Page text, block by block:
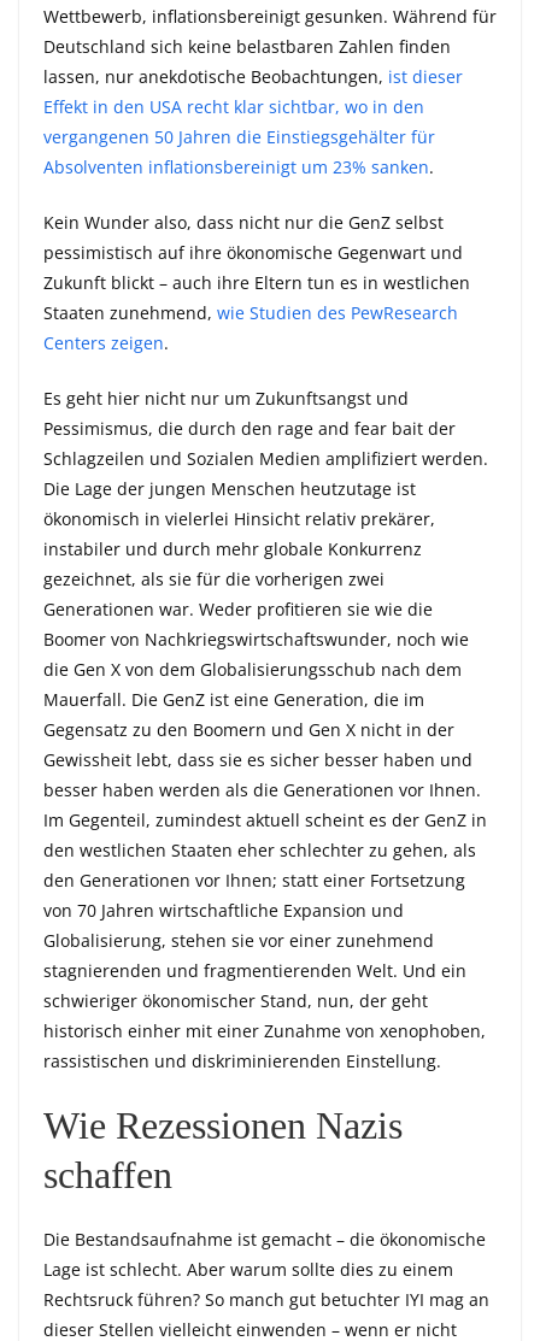
Wettbewerb, inflationsbereinigt gesunken. Während für
Deutschland sich keine belastbaren Zahlen finden
lassen, nur anekdotische Beobachtungen, ist dieser
Effekt in den USA recht klar sichtbar, wo in den
vergangenen 50 Jahren die Einstiegsgehälter für
Absolventen inflationsbereinigt um 23% sanken.
Kein Wunder also, dass nicht nur die GenZ selbst
pessimistisch auf ihre ökonomische Gegenwart und
Zukunft blickt – auch ihre Eltern tun es in westlichen
Staaten zunehmend, wie Studien des PewResearch
Centers zeigen.
Es geht hier nicht nur um Zukunftsangst und
Pessimismus, die durch den rage and fear bait der
Schlagzeilen und Sozialen Medien amplifiziert werden.
Die Lage der jungen Menschen heutzutage ist
ökonomisch in vielerlei Hinsicht relativ prekärer,
instabiler und durch mehr globale Konkurrenz
gezeichnet, als sie für die vorherigen zwei
Generationen war. Weder profitieren sie wie die
Boomer von Nachkriegswirtschaftswunder, noch wie
die Gen X von dem Globalisierungsschub nach dem
Mauerfall. Die GenZ ist eine Generation, die im
Gegensatz zu den Boomern und Gen X nicht in der
Gewissheit lebt, dass sie es sicher besser haben und
besser haben werden als die Generationen vor Ihnen.
Im Gegenteil, zumindest aktuell scheint es der GenZ in
den westlichen Staaten eher schlechter zu gehen, als
den Generationen vor Ihnen; statt einer Fortsetzung
von 70 Jahren wirtschaftliche Expansion und
Globalisierung, stehen sie vor einer zunehmend
stagnierenden und fragmentierenden Welt. Und ein
schwieriger ökonomischer Stand, nun, der geht
historisch einher mit einer Zunahme von xenophoben,
rassistischen und diskriminierenden Einstellung.
Wie Rezessionen Nazis
schaffen
Die Bestandsaufnahme ist gemacht – die ökonomische
Lage ist schlecht. Aber warum sollte dies zu einem
Rechtsruck führen? So manch gut betuchter IYI mag an
dieser Stellen vielleicht einwenden – wenn er nicht